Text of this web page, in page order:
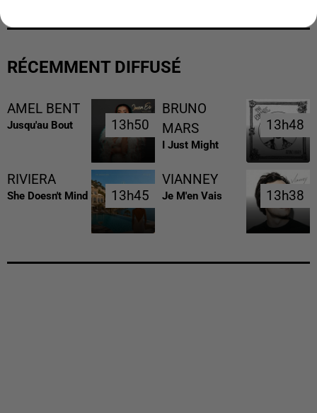
RÉCEMMENT DIFFUSÉ
AMEL BENT
Jusqu'au Bout 13h50
13h50
BRUNO
MARS
I Just Might
13h48
13h48
RIVIERA
She Doesn't Mind 13h45
13h45
VIANNEY
Je M'en Vais 13h38
13h38